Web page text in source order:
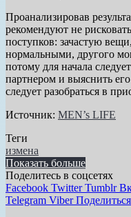
Проанализировав
рекомендуют не
поступков: зачастую
нормальными, другого
потому для начала
партнером и выяснить
следует разобраться в
Источник: MEN’s LIFE
Теги
измена
Показать больше
Поделитесь в соцсетях
Facebook Twitter Tumblr
Telegram Viber